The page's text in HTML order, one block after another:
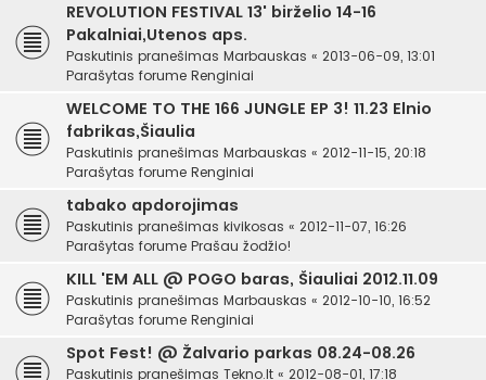
REVOLUTION FESTIVAL 13' birželio 14-16
Pakalniai,Utenos aps.
Paskutinis pranešimas Marbauskas « 2013-06-09, 13:01
Parašytas forume Renginiai
WELCOME TO THE 166 JUNGLE EP 3! 11.23 Elnio
fabrikas,Šiaulia
Paskutinis pranešimas Marbauskas « 2012-11-15, 20:18
Parašytas forume Renginiai
tabako apdorojimas
Paskutinis pranešimas kivikosas « 2012-11-07, 16:26
Parašytas forume Prašau žodžio!
KILL 'EM ALL @ POGO baras, Šiauliai 2012.11.09
Paskutinis pranešimas Marbauskas « 2012-10-10, 16:52
Parašytas forume Renginiai
Spot Fest! @ Žalvario parkas 08.24-08.26
Paskutinis pranešimas Tekno.lt « 2012-08-01, 17:18